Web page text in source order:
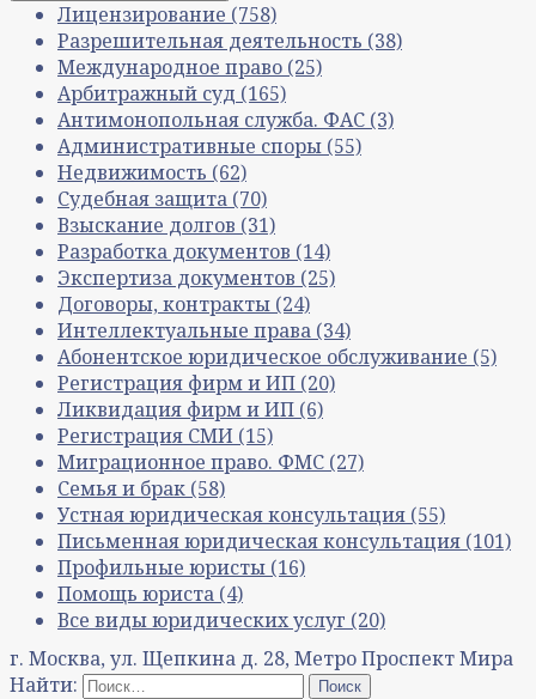
Лицензирование (758)
Разрешительная деятельность (38)
Международное право (25)
Арбитражный суд (165)
Антимонопольная служба. ФАС (3)
Административные споры (55)
Недвижимость (62)
Судебная защита (70)
Взыскание долгов (31)
Разработка документов (14)
Экспертиза документов (25)
Договоры, контракты (24)
Интеллектуальные права (34)
Абонентское юридическое обслуживание (5)
Регистрация фирм и ИП (20)
Ликвидация фирм и ИП (6)
Регистрация СМИ (15)
Миграционное право. ФМС (27)
Семья и брак (58)
Устная юридическая консультация (55)
Письменная юридическая консультация (101)
Профильные юристы (16)
Помощь юриста (4)
Все виды юридических услуг (20)
г. Москва, ул. Щепкина д. 28, Метро Проспект Мира
Найти: